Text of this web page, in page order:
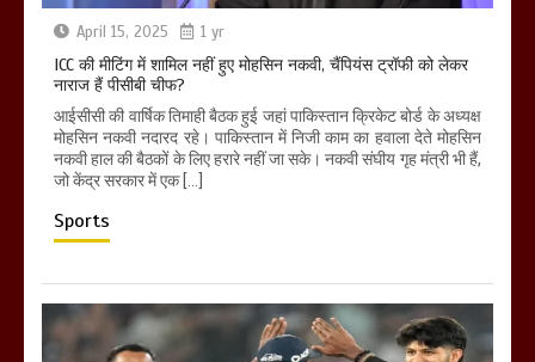
April 15, 2025 1 yr
ICC की मीटिंग में शामिल नहीं हुए मोहसिन नकवी, चैंपियंस ट्रॉफी को लेकर
नाराज हैं पीसीबी चीफ?
आईसीसी की वार्षिक तिमाही बैठक हुई जहां पाकिस्तान क्रिकेट बोर्ड के अध्यक्ष
मोहसिन नकवी नदारद रहे। पाकिस्तान में निजी काम का हवाला देते मोहसिन
नकवी हाल की बैठकों के लिए हरारे नहीं जा सके। नकवी संघीय गृह मंत्री भी हैं,
जो केंद्र सरकार में एक […]
Sports